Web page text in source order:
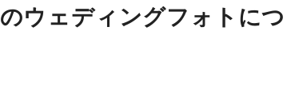
のウェディングフォトにつ